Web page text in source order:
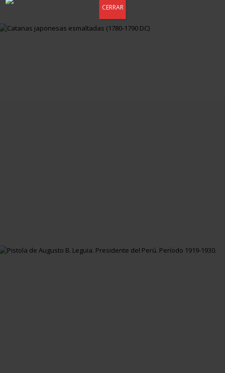
CERRAR